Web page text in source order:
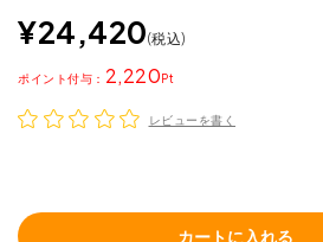
¥24,420 税込
2,220
ポイント
レビューを書く
カートに入れる